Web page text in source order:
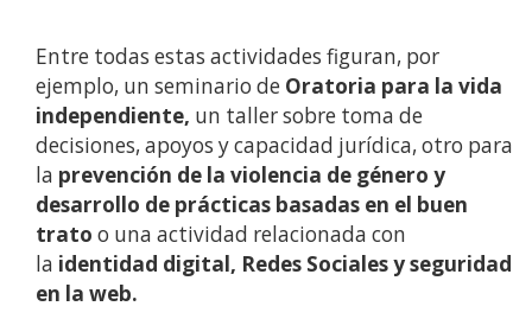
Entre todas estas actividades figuran, por
ejemplo, un seminario de Oratoria para la vida
independiente, un taller sobre toma de
decisiones, apoyos y capacidad jurídica, otro para
la prevención de la violencia de género y
desarrollo de prácticas basadas en el buen
trato o una actividad relacionada con
la identidad digital, Redes Sociales y seguridad
en la web.